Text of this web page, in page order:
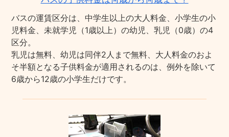
バスの運賃区分は、中学生以上の大人料金、小学生の小
児料金、未就学児（1歳以上）の幼児、乳児（0歳）の4
区分。
乳児は無料、幼児は同伴2人まで無料、大人料金のおよ
そ半額となる子供料金が適用されるのは、例外を除いて
6歳から12歳の小学生だけです。